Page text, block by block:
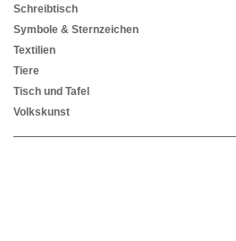
Schreibtisch
Symbole & Sternzeichen
Textilien
Tiere
Tisch und Tafel
Volkskunst